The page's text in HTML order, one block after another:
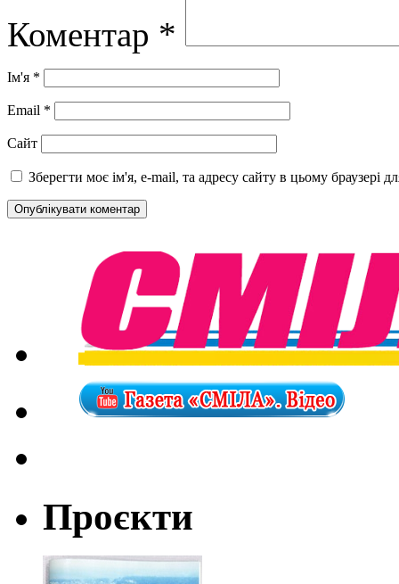
Коментар *
Ім'я *
Email *
Сайт
Зберегти моє ім'я, e-mail, та адресу сайту в цьому браузері
Проєкти